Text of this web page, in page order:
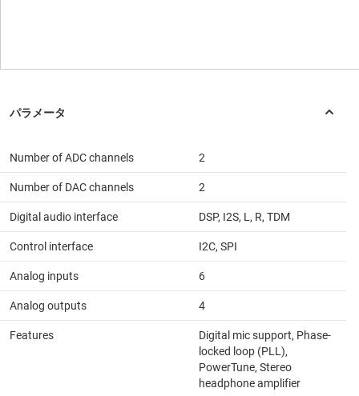
Number of ADC channels 2
Number of DAC channels 2
Digital audio interface DSP, I2S, L, R, TDM
Control interface I2C, SPI
Analog inputs 6
Analog outputs 4
Features
Digital mic support, Phase-
locked loop (PLL),
PowerTune, Stereo
headphone amplifier